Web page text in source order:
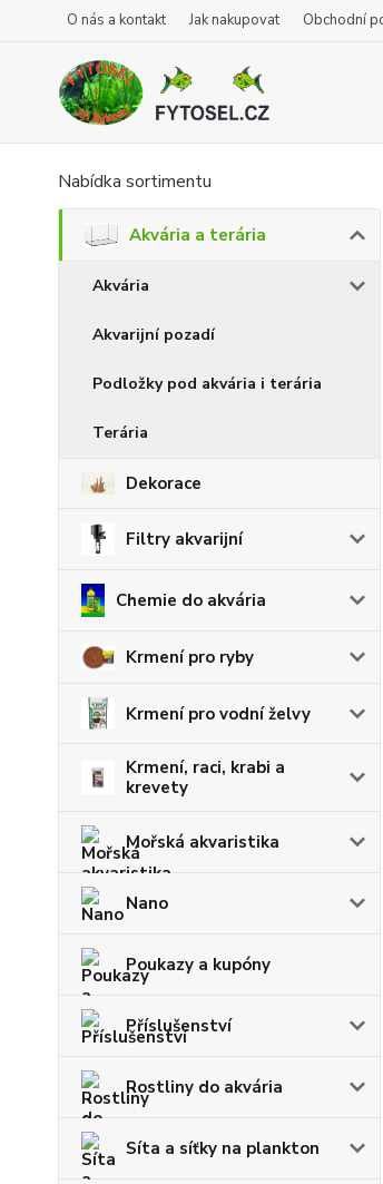
O nás a kontakt Jak nakupovat Obchodní
Nabídka sortimentu
Akvária a terária
Akvária
Akvarijní pozadí
Podložky pod akvária i terária
Terária
Dekorace
Filtry akvarijní
Chemie do akvária
Krmení pro ryby
Krmení pro vodní želvy
Krmení, raci, krabi a
krevety
Mořská akvaristika
Nano
Poukazy a kupóny
Příslušenství
Rostliny do akvária
Síta a síťky na plankton